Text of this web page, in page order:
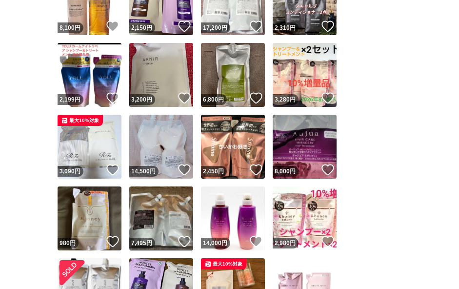
8,100円 いいね！
2,150円 いいね！
17,200円 いいね！
2,310円 いいね！
2,199円 いいね！
3,200円 いいね！
6,800円 いいね！
3,280円 いいね！
3,090 円 いいね！
最大10%対象
14,500円 いいね！
2,450円 いいね！
8,000円 いいね！
980円 いいね！
7,495円 いいね！
14,000円 いいね！
2,980円 いいね！
最大10%対象